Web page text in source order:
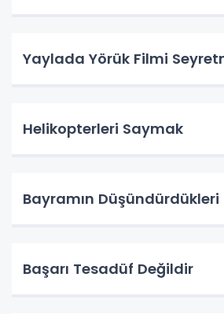
Yaylada Yörük Filmi
Helikopterleri Saymak
Bayramın Düşündürdükleri
Başarı Tesadüf Değildir